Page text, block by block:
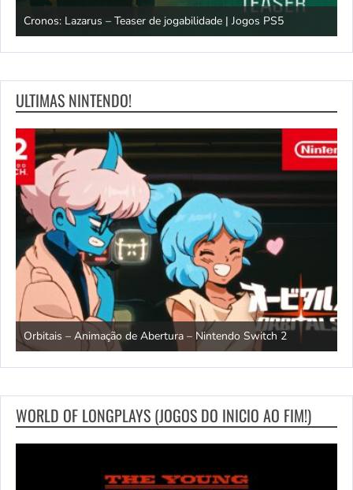
Cronos: Lazarus – Teaser de jogabilidade | Jogos PS5
ULTIMAS NINTENDO!
Orbitais – Animação de Abertura – Nintendo Switch 2
WORLD OF LONGPLAYS (JOGOS DO INICIO AO FIM!)